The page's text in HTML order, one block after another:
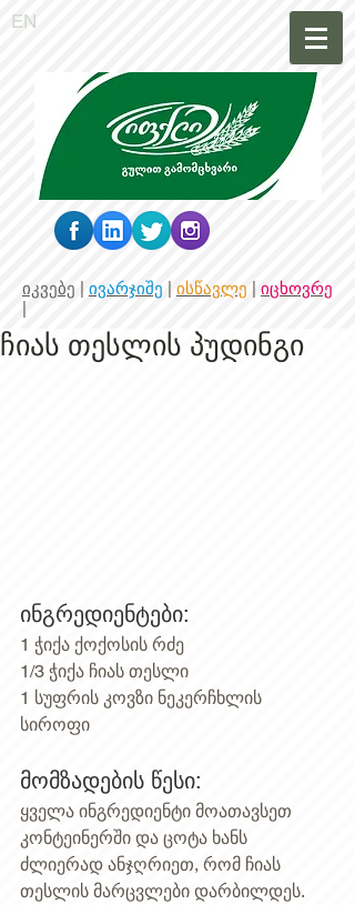
EN
იკვებე ივარჯიშე ისწავლე
იცხოვრე
ჩიას თესლის პუდინგი
ინგრედიენტები:
1 ჭიქა ქოქოსის რძე
1/3 ჭიქა ჩიას თესლი
1 სუფრის კოვზი ნეკერჩხლის
სიროფი
მომზადების წესი:
ყველა ინგრედიენტი მოათავსეთ
კონტეინერში და ცოტა ხანს
ძლიერად ანჯღრიეთ, რომ ჩიას
თესლის მარცვლები დარბილდეს.